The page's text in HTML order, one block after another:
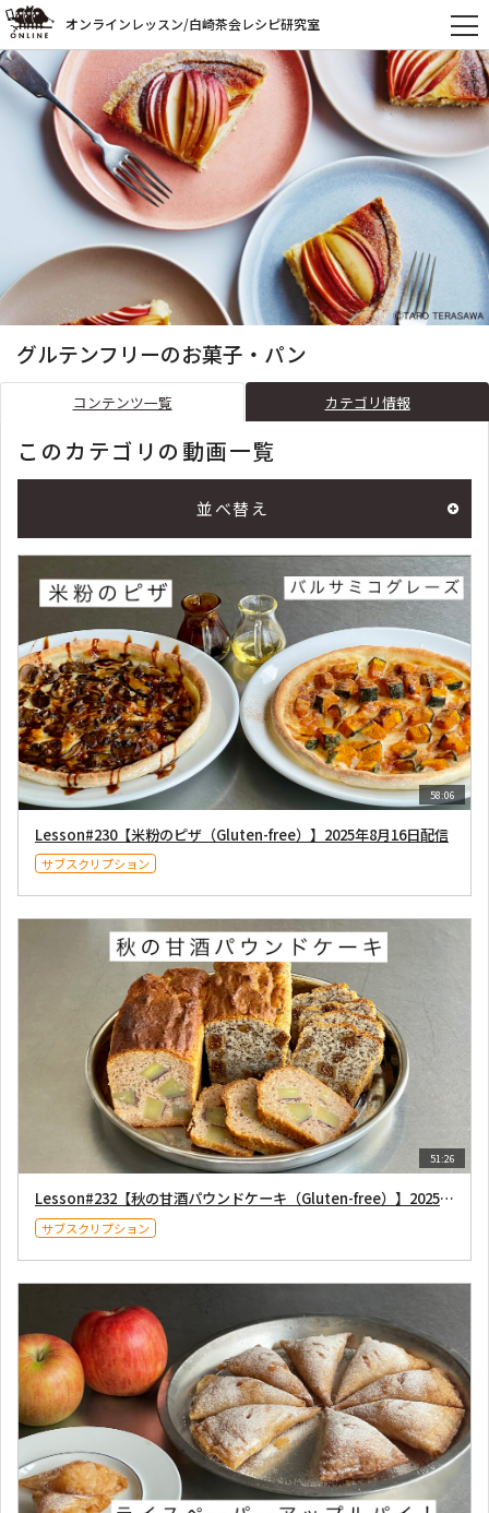
オンラインレッスン/白崎茶会レシピ研究室
グルテンフリーのお菓子・パン
コンテンツ一覧 カテゴリ情報
このカテゴリの動画一覧
並べ替え
58:06
Lesson#230【米粉のピザ（Gluten-free）】2025年8月16日配信
サブスクリプション
51:26
Lesson#232【秋の甘酒パウンドケーキ（Gluten-free）】2025年9月6日配信
サブスクリプション